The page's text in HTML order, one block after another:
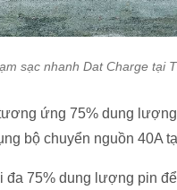
sạc nhanh Dat Charge tại
ứng 75% dung
bộ chuyển nguồn 40A
đa 75% dung lượng pin